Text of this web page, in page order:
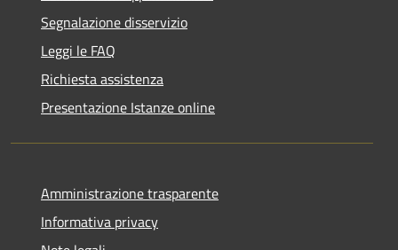
Segnalazione disservizio
Leggi le FAQ
Richiesta assistenza
Presentazione Istanze online
Amministrazione trasparente
Informativa privacy